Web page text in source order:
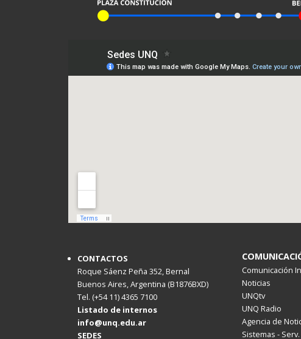
CONTACTOS
Roque Sáenz Peña 352, Bernal
Buenos Aires, Argentina (B1876BXD)
Tel. (+54 11) 4365 7100
Listado de internos
info@unq.edu.ar
SEDES
Comunicación
Noticias
UNQtv
UNQ Radio
Agencia de
Sistemas -